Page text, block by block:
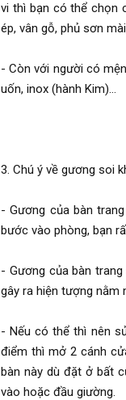
vi thì bạn có thể chọn
ép, vân gỗ, phủ sơn
- Còn với người có
uốn, inox (hành Kim)…
3. Chú ý về gương soi
- Gương của bàn
bước vào phòng, bạn
- Gương của bàn
gây ra hiện tượng nằm
- Nếu có thể thì nên
điểm thì mở 2 cánh
bàn này dù đặt ở bất
vào hoặc đầu giường.